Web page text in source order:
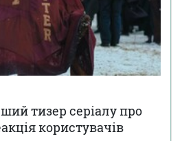
тизер серіалу про
користувачів